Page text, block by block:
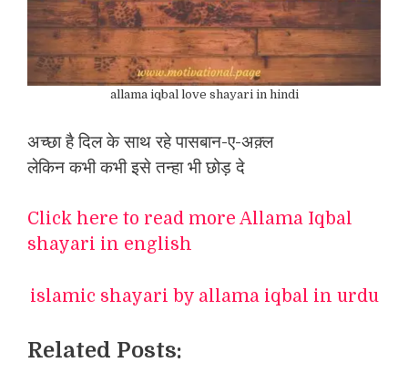
allama iqbal love shayari in hindi
अच्छा है दिल के साथ रहे पासबान-ए-अक़्ल
लेकिन कभी कभी इसे तन्हा भी छोड़ दे
Click here to read more Allama Iqbal
shayari in english
islamic shayari by allama iqbal in urdu
Related Posts: